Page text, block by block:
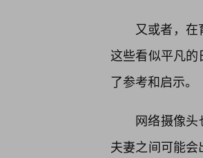
又或者，在
这些看似平凡
了参考和启示。
网络摄像头
夫妻之间可能